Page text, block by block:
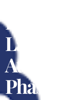
Le
La
Aux
Phase I